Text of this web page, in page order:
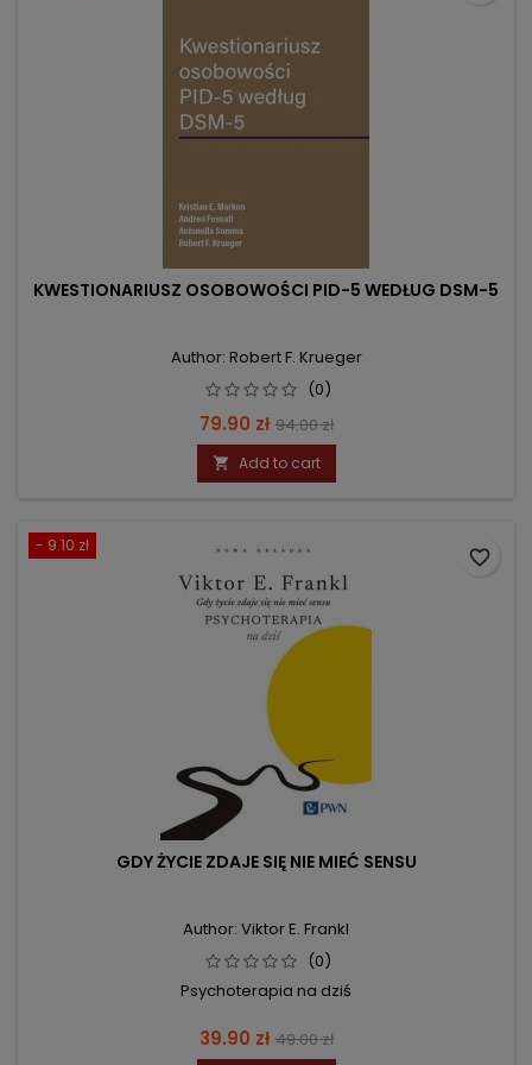
KWESTIONARIUSZ OSOBOWOŚCI PID-5 WEDŁUG DSM-5
Author: Robert F. Krueger
(0)
Price
79.90 zł Regular
price
94.00 zł
 Add to cart
- 9.10 zł
GDY ŻYCIE ZDAJE SIĘ NIE MIEĆ SENSU
Author: Viktor E. Frankl
(0)
Psychoterapia na dziś
Price
39.90 zł Regular
49.00 zł
favorite_border